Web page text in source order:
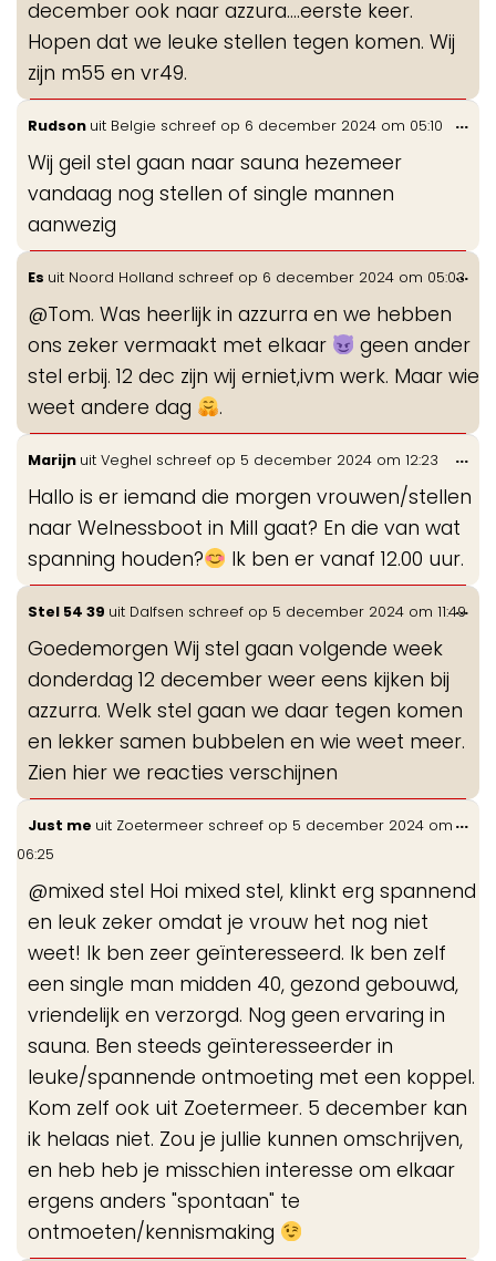
december ook naar azzura....eerste keer.
Hopen dat we leuke stellen tegen komen. Wij
zijn m55 en vr49.
Rudson uit Belgie schreef op 6 december 2024 om 05:10
Wij geil stel gaan naar sauna hezemeer
vandaag nog stellen of single mannen
aanwezig
...
Es uit Noord Holland schreef op 6 december 2024 om 05:03
@Tom. Was heerlijk in azzurra en we hebben
ons zeker vermaakt met elkaar
geen ander
stel erbij. 12 dec zijn wij erniet,ivm werk. Maar wie
weet andere dag
.
...
Marijn uit Veghel schreef op 5 december 2024 om 12:23
Hallo is er iemand die morgen vrouwen/stellen
naar Welnessboot in Mill gaat? En die van wat
spanning houden?
Ik ben er vanaf 12.00 uur.
...
Stel 54 39 uit Dalfsen schreef op 5 december 2024 om 11:49
Goedemorgen Wij stel gaan volgende week
donderdag 12 december weer eens kijken bij
azzurra. Welk stel gaan we daar tegen komen
en lekker samen bubbelen en wie weet meer.
Zien hier we reacties verschijnen
...
Just me uit Zoetermeer schreef op 5 december 2024 om
06:25
@mixed stel Hoi mixed stel, klinkt erg spannend
en leuk zeker omdat je vrouw het nog niet
weet! Ik ben zeer geïnteresseerd. Ik ben zelf
een single man midden 40, gezond gebouwd,
vriendelijk en verzorgd. Nog geen ervaring in
sauna. Ben steeds geïnteresseerder in
leuke/spannende ontmoeting met een koppel.
Kom zelf ook uit Zoetermeer. 5 december kan
ik helaas niet. Zou je jullie kunnen omschrijven,
en heb heb je misschien interesse om elkaar
ergens anders "spontaan" te
ontmoeten/kennismaking
...